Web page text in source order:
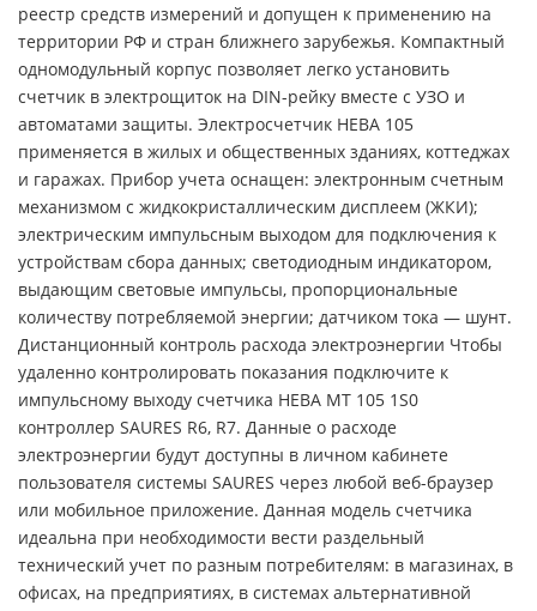
реестр средств измерений и допущен к применению на
территории РФ и стран ближнего зарубежья. Компактный
одномодульный корпус позволяет легко установить
счетчик в электрощиток на DIN-рейку вместе с УЗО и
автоматами защиты. Электросчетчик НЕВА 105
применяется в жилых и общественных зданиях, коттеджах
и гаражах. Прибор учета оснащен: электронным счетным
механизмом с жидкокристаллическим дисплеем (ЖКИ);
электрическим импульсным выходом для подключения к
устройствам сбора данных; светодиодным индикатором,
выдающим световые импульсы, пропорциональные
количеству потребляемой энергии; датчиком тока — шунт.
Дистанционный контроль расхода электроэнергии Чтобы
удаленно контролировать показания подключите к
импульсному выходу счетчика НЕВА МТ 105 1S0
контроллер SAURES R6, R7. Данные о расходе
электроэнергии будут доступны в личном кабинете
пользователя системы SAURES через любой веб-браузер
или мобильное приложение. Данная модель счетчика
идеальна при необходимости вести раздельный
технический учет по разным потребителям: в магазинах, в
офисах, на предприятиях, в системах альтернативной